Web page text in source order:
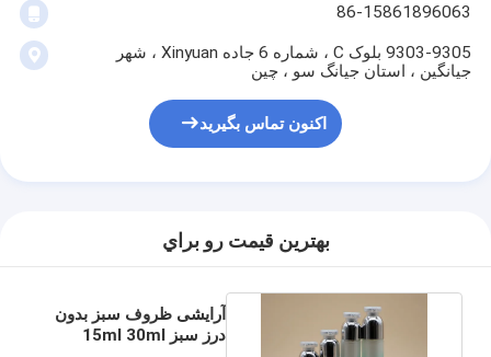
86-15861896063
9303-9305 بلوک C ، شماره 6 جاده Xinyuan ، شهر
جیانگین ، استان جیانگ سو ، چین
اکنون تماس بگیرید
بهترين قيمت رو براي
آرایشی ظروف سبز بدون
درز سبز 15ml 30ml